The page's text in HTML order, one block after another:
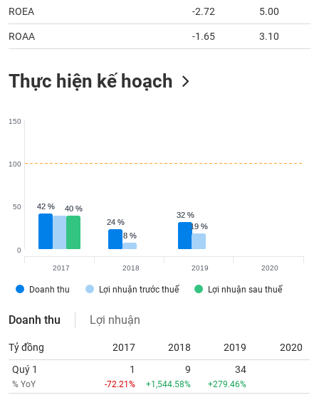
ROEA -2.72 5.00
ROAA -1.65 3.10
Thực hiện kế hoạch
42 %
42 %
24 %
24 %
32 %
32 %
8 %
8 %
19 %
19 %
40 %
40 %
Doanh thu Lợi nhuận trước thuế Lợi nhuận sau thuế
0
50
100
150
2017 2018 2019 2020
Doanh thu Lợi nhuận
Tỷ đồng 2017 2018 2019
2020
Quý 1
% YoY
1
-72.21%
9
+1,544.58%
34
+279.46%
Dữ
chính